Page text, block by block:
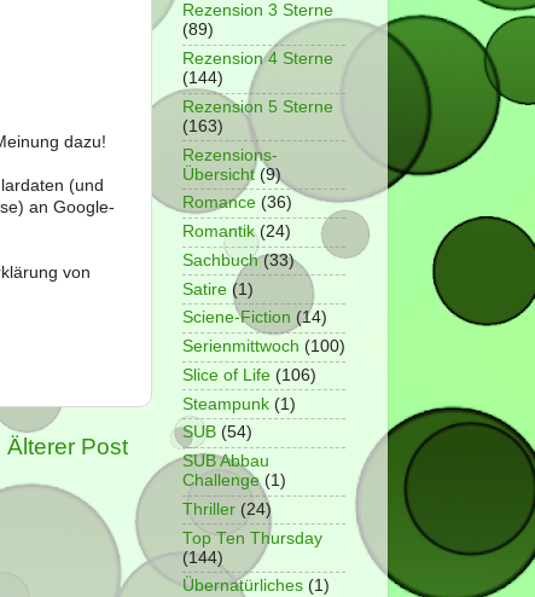
dazu!
(und
an Google-
von
Älterer Post
Rezension 3 Sterne
(89)
Rezension 4 Sterne
(144)
Rezension 5 Sterne
(163)
Rezensions-
Übersicht (9)
Romance (36)
Romantik (24)
Sachbuch (33)
Satire (1)
Sciene-Fiction (14)
Serienmittwoch (100)
Slice of Life (106)
Steampunk (1)
SUB (54)
SUB Abbau
Challenge (1)
Thriller (24)
Top Ten Thursday
(144)
Übernatürliches (1)